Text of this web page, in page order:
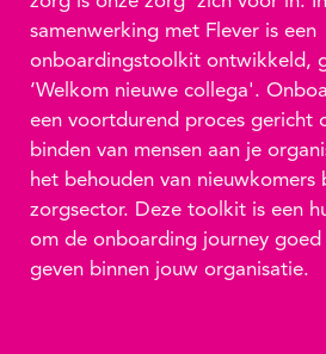
samenwerking met Flever is een
onboardingstoolkit ontwikkeld,
‘Welkom nieuwe collega'.
een voortdurend proces gericht
binden van mensen aan je
het behouden van nieuwkomers
zorgsector. Deze toolkit is een
om de onboarding journey
geven binnen jouw organisatie.